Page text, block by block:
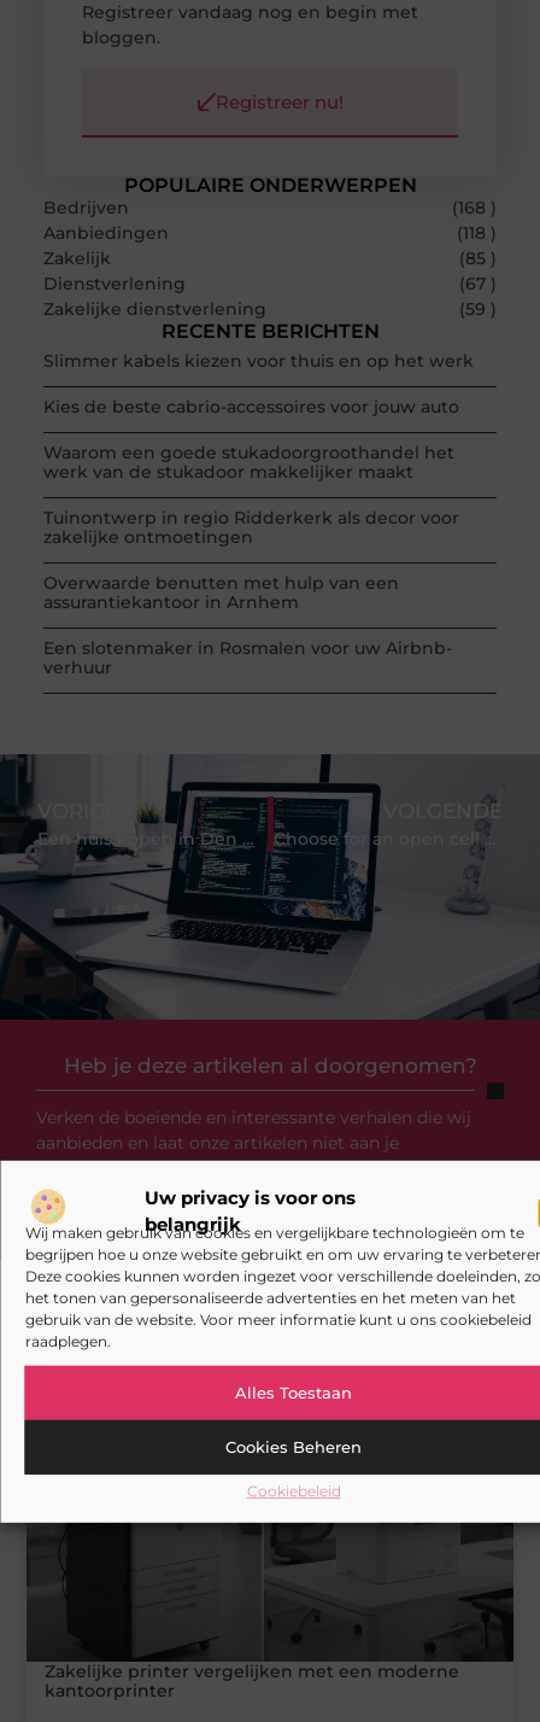
Uw privacy is voor ons
belangrijk
Wij maken gebruik van cookies en vergelijkbare technologieën om te
begrijpen hoe u onze website gebruikt en om uw ervaring te
Deze cookies kunnen worden ingezet voor verschillende doeleinden,
het tonen van gepersonaliseerde advertenties en het meten van het
gebruik van de website. Voor meer informatie kunt u ons cookiebeleid
raadplegen.
Alles Toestaan
Cookies Beheren
Cookiebeleid
POPULAIRE ONDERWERPEN
Bedrijven
(168 )
Aanbiedingen
(118 )
Zakelijk
(85 )
Dienstverlening
(67 )
Zakelijke dienstverlening
(59 )
RECENTE BERICHTEN
Slimmer kabels kiezen voor thuis en op het werk
Kies de beste cabrio-accessoires voor jouw auto
Waarom een goede stukadoorgroothandel het
werk van de stukadoor makkelijker maakt
Tuinontwerp in regio Ridderkerk als decor voor
zakelijke ontmoetingen
Overwaarde benutten met hulp van een
assurantiekantoor in Arnhem
Een slotenmaker in Rosmalen voor uw Airbnb-
verhuur
Registreer vandaag nog en begin met
bloggen.
Registreer nu!
Heb je deze artikelen al doorgenomen?
Verken de boeiende en interessante verhalen die wij
aanbieden en laat onze artikelen niet aan je
voorbijgaan. Duik in diverse onderwerpen en blijf goed
op de hoogte!
Een huis kopen in Den Haag tijdens de corona crisis
VOLGENDE
Choose for an open cell ceiling that fits perfectly
Gerelateerde artikelen
interesseren
AANBIEDINGEN
Zakelijke printer vergelijken met een moderne
kantoorprinter